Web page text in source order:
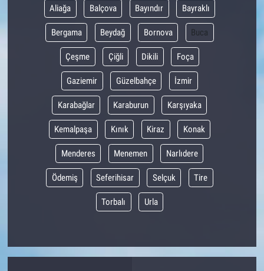
Aliağa Balçova Bayındır Bayraklı
Bergama Beydağ Bornova Buca
Çeşme Çiğli Dikili Foça
Gaziemir Güzelbahçe İzmir
Karabağlar Karaburun Karşıyaka
Kemalpaşa Kınık Kiraz Konak
Menderes Menemen Narlıdere
Ödemiş Seferihisar Selçuk Tire
Torbalı Urla